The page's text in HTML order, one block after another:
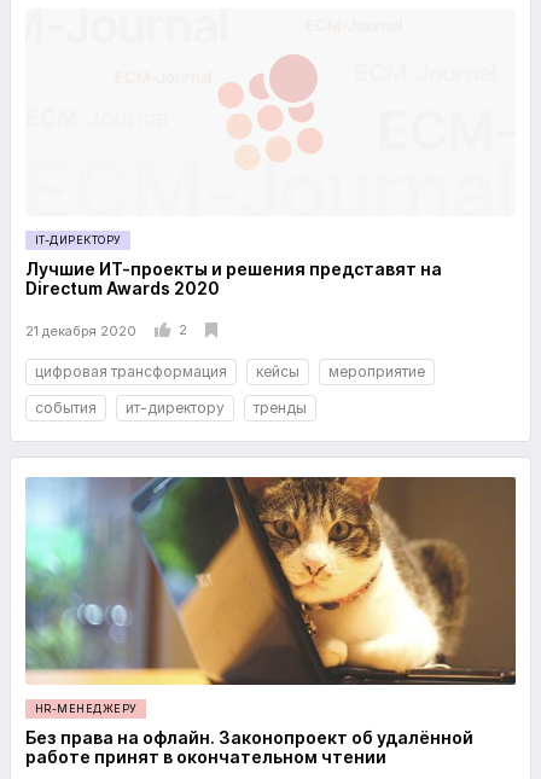
IT-ДИРЕКТОРУ
Лучшие ИТ-проекты и решения представят на
Directum Awards 2020
21 декабря 2020 2
цифровая трансформация кейсы
мероприятие
события
ит-директору тренды
HR-МЕНЕДЖЕРУ
Без права на офлайн. Законопроект об удалённой
работе принят в окончательном чтении